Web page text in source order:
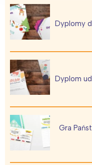
Dyplomy
Dyplom
Gra